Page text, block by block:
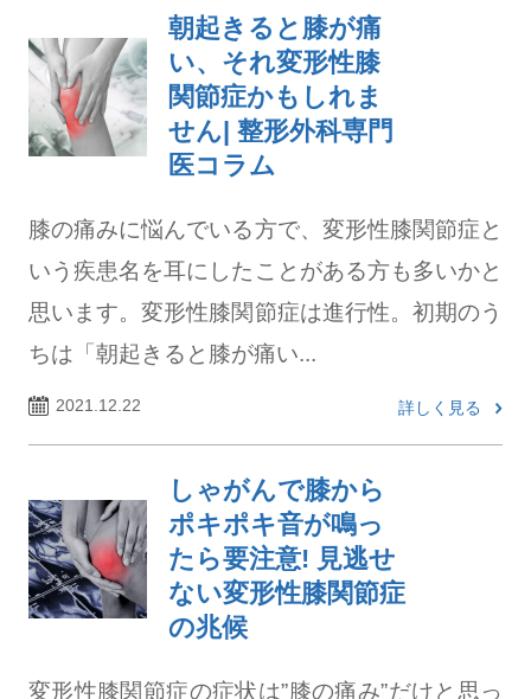
朝起きると膝が痛
い、それ変形性膝
関節症かもしれま
せん| 整形外科専門
医コラム
膝の痛みに悩んでいる方で、変形性膝関節症と
いう疾患名を耳にしたことがある方も多いかと
思います。変形性膝関節症は進行性。初期のう
ちは「朝起きると膝が痛い...
2021.12.22 詳しく見る
しゃがんで膝から
ポキポキ音が鳴っ
たら要注意! 見逃せ
ない変形性膝関節症
の兆候
変形性膝関節症の症状は”膝の痛み”だけと思っ